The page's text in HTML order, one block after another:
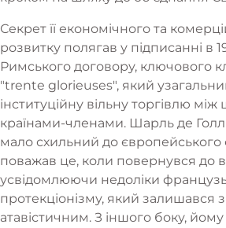
Секрет її економічного та
розвитку полягав у підписанні в
Римського договору, ключового
"trente glorieuses", який
інституційну вільну торгівлю між
країнами-членами. Шарль де
мало схильний до європейського
поважав це, коли повернувся до
усвідомлюючи недоліки
протекціонізму, який залишався
атавістичним. З іншого боку,